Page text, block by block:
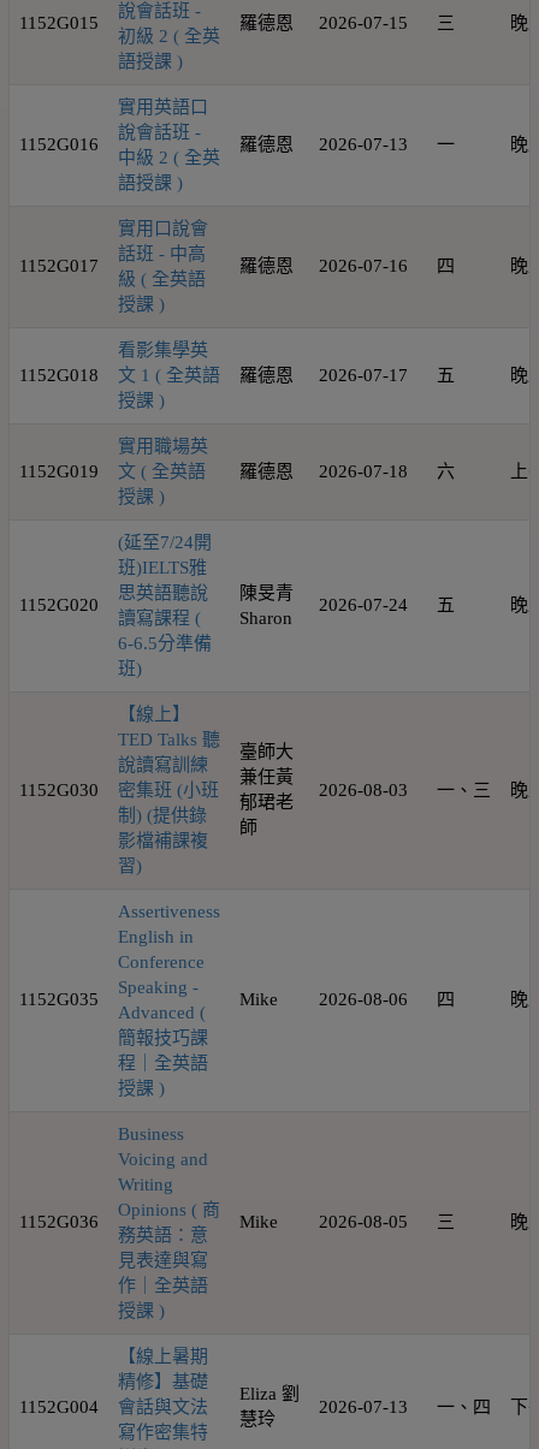
1152G015
說會話班 -
初級 2 ( 全英
語授課 )
羅德恩 2026-07-15 三 晚
1152G016
實用英語口
說會話班 -
中級 2 ( 全英
語授課 )
羅德恩 2026-07-13 一 晚
1152G017
實用口說會
話班 - 中高
級 ( 全英語
授課 )
羅德恩 2026-07-16 四 晚
1152G018
看影集學英
文 1 ( 全英語
授課 )
羅德恩 2026-07-17 五 晚
1152G019
實用職場英
文 ( 全英語
授課 )
羅德恩 2026-07-18 六 上
1152G020
(延至7/24開
班)IELTS雅
思英語聽說
讀寫課程 (
6-6.5分準備
班)
陳旻青
Sharon
2026-07-24 五 晚
1152G030
【線上】
TED Talks 聽
說讀寫訓練
密集班 (小班
制) (提供錄
影檔補課複
習)
臺師大
兼任黃
郁珺老
師
2026-08-03 一、三 晚
1152G035
Assertiveness
English in
Conference
Speaking -
Advanced (
簡報技巧課
程｜全英語
授課 )
Mike 2026-08-06 四 晚
1152G036
Business
Voicing and
Writing
Opinions ( 商
務英語：意
見表達與寫
作｜全英語
授課 )
Mike 2026-08-05 三 晚
1152G004
【線上暑期
精修】基礎
會話與文法
寫作密集特
Eliza 劉
慧玲
2026-07-13 一、四 下